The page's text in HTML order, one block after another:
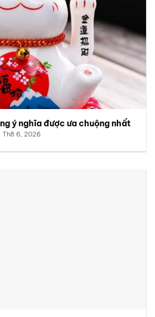
ý nghĩa được ưa chuộng nhất
Th8 6, 2026